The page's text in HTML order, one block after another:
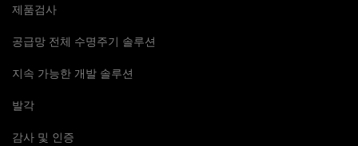
제품검사
공급망 전체 수명주기 솔루션
지속 가능한 개발 솔루션
발각
감사 및 인증